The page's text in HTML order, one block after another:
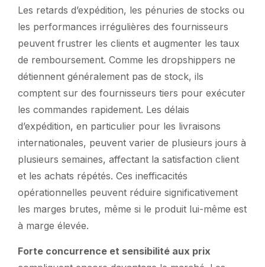
Les retards d’expédition, les pénuries de stocks ou
les performances irrégulières des fournisseurs
peuvent frustrer les clients et augmenter les taux
de remboursement. Comme les dropshippers ne
détiennent généralement pas de stock, ils
comptent sur des fournisseurs tiers pour exécuter
les commandes rapidement. Les délais
d’expédition, en particulier pour les livraisons
internationales, peuvent varier de plusieurs jours à
plusieurs semaines, affectant la satisfaction client
et les achats répétés. Ces inefficacités
opérationnelles peuvent réduire significativement
les marges brutes, même si le produit lui-même est
à marge élevée.
Forte concurrence et sensibilité aux prix